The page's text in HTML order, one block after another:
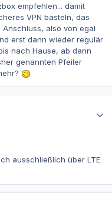
empfehlen... damit
VPN basteln, das
also von egal
erst dann wieder regulär
nach Hause, ab dann
genannten Pfeiler
ausschließlich über LTE